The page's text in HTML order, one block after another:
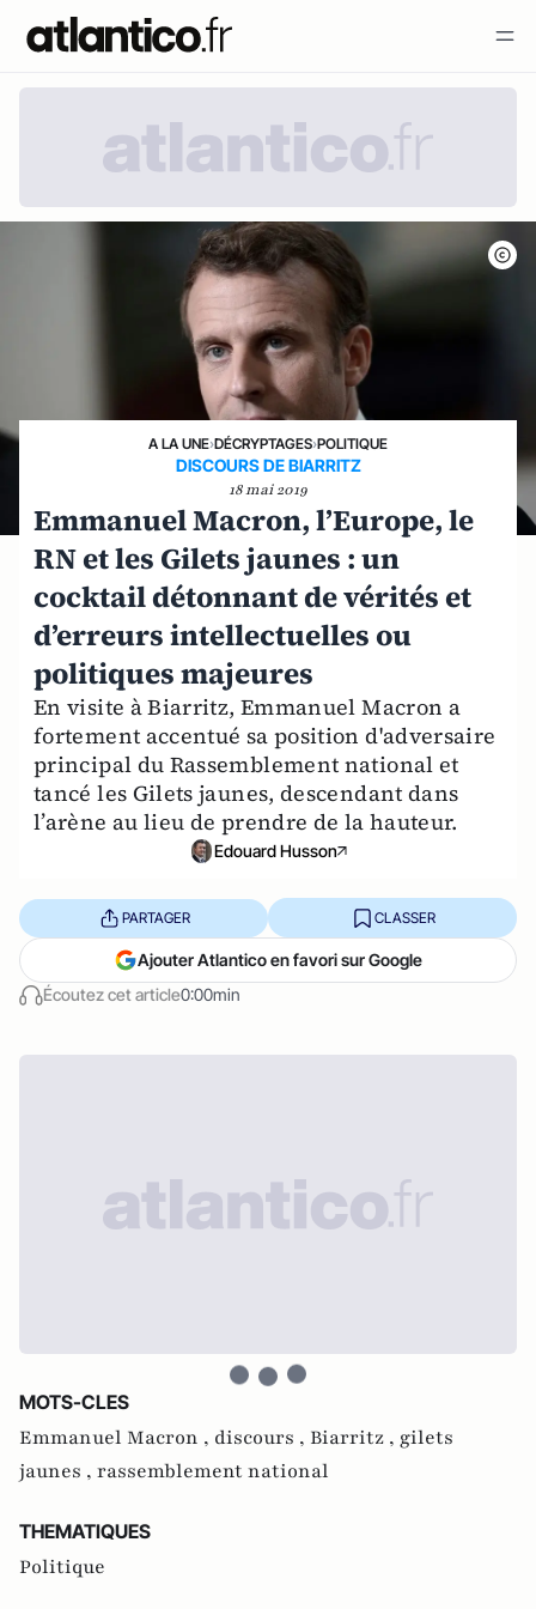
A LA UNE›DÉCRYPTAGES›POLITIQUE
DISCOURS DE BIARRITZ
18 mai 2019
Emmanuel Macron, l’Europe, le
RN et les Gilets jaunes : un
cocktail détonnant de vérités et
d’erreurs intellectuelles ou
politiques majeures
En visite à Biarritz, Emmanuel Macron a
fortement accentué sa position d'adversaire
principal du Rassemblement national et
tancé les Gilets jaunes, descendant dans
l’arène au lieu de prendre de la hauteur.
Edouard Husson
Écoutez cet article0:00min
PARTAGER CLASSER
Ajouter Atlantico en favori sur Google
MOTS-CLES
Emmanuel Macron , discours , Biarritz , gilets
jaunes , rassemblement national
THEMATIQUES
Politique